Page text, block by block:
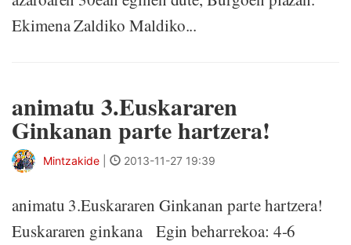
Ekimena Zaldiko Maldiko...
animatu 3.Euskararen
Ginkanan parte hartzera!
Mintzakide 2013-11-27 19:39
animatu 3.Euskararen Ginkanan parte hartzera!
Euskararen ginkana Egin beharrekoa: 4-6